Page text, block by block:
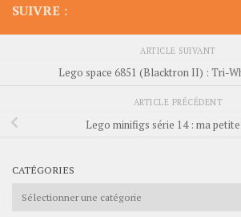
SUIVRE :
ARTICLE SUIVANT
Lego space 6851 (Blacktron II) : Tri-
ARTICLE PRÉCÉDENT
Lego minifigs série 14 : ma
CATÉGORIES
Catégories